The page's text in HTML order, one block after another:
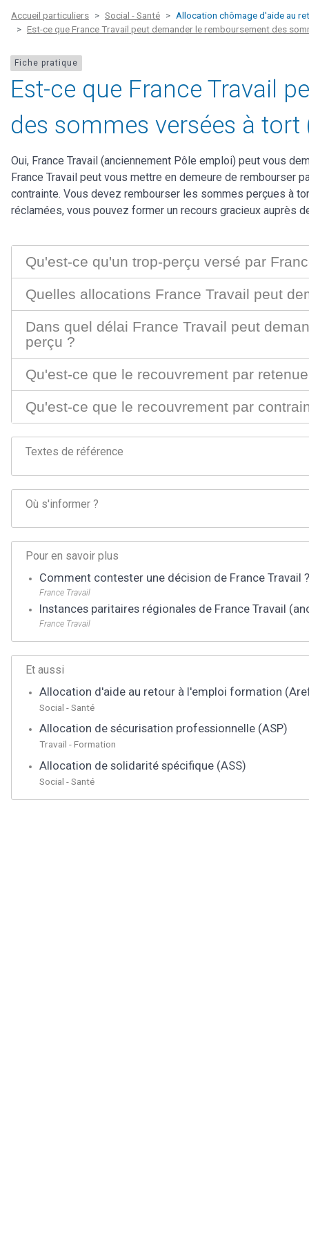
Accueil particuliers Social - Santé
Allocation chômage d'aide au
Est-ce que France Travail peut demander le remboursement des
Fiche pratique
Est-ce que France Travail
des sommes versées à tort
Oui, France Travail (anciennement Pôle emploi) peut vous
France Travail peut vous mettre en demeure de rembourser
contrainte. Vous devez rembourser les sommes perçues à
réclamées, vous pouvez former un recours gracieux auprès
Qu'est-ce qu'un trop-perçu versé par
Quelles allocations France Travail peut
Dans quel délai France Travail peut
perçu ?
Qu'est-ce que le recouvrement par
Qu'est-ce que le recouvrement par
Textes de référence
Où s'informer ?
Pour en savoir plus
Comment contester une décision de France Travail ?
France Travail
Instances paritaires régionales de France Travail
France Travail
Et aussi
Allocation d'aide au retour à l'emploi formation
Social - Santé
Allocation de sécurisation professionnelle (ASP)
Travail - Formation
Allocation de solidarité spécifique (ASS)
Social - Santé